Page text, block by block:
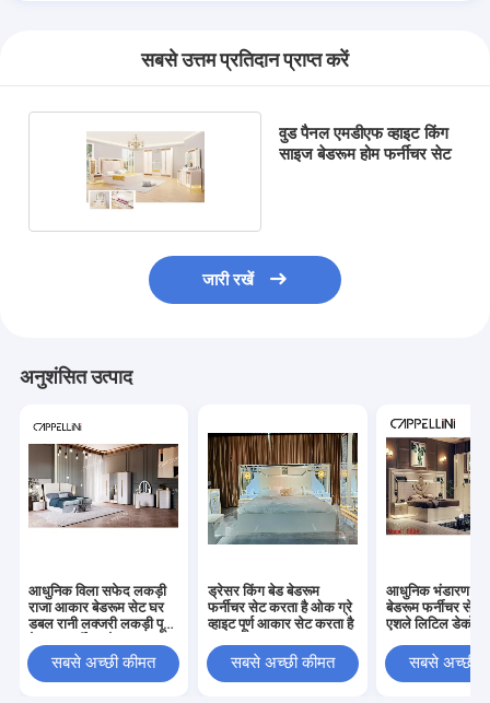
सबसे उत्तम प्रतिदान प्राप्त करें
वुड पैनल एमडीएफ व्हाइट किंग
साइज बेडरूम होम फर्नीचर सेट
जारी रखें
अनुशंसित उत्पाद
आधुनिक विला सफेद लकड़ी
राजा आकार बेडरूम सेट घर
डबल रानी लक्जरी लकड़ी पूर्ण
सबसे अच्छी कीमत
ड्रेसर किंग बेड बेडरूम
फर्नीचर सेट करता है ओक ग्रे
व्हाइट पूर्ण आकार सेट करता है
सबसे अच्छी कीमत
आधुनिक भंडारण
बेडरूम फर्नीचर सेट
एशले लिटिल डेकोर
सबसे अच्छी